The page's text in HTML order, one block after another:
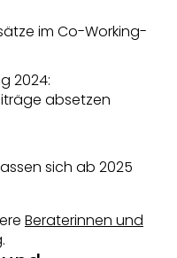
im Co-Working-
2024:
absetzen
sich ab 2025
Beraterinnen und